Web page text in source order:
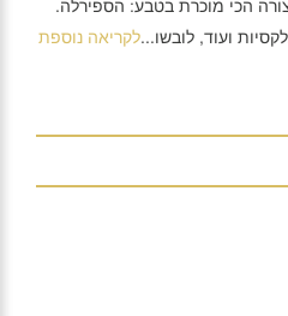
הכי מוכרת בטבע: הספירלה.
ועוד, לובשו...לקריאה נוספת